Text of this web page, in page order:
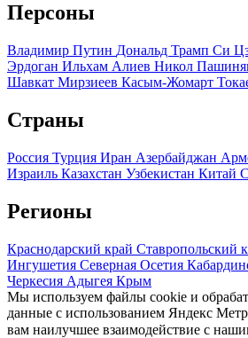
Персоны
Владимир Путин Дональд Трамп Си
Эрдоган Ильхам Алиев Никол
Шавкат Мирзиеев Касым-Жомарт
Страны
Россия Турция Иран Азербайджан
Израиль Казахстан Узбекистан Китай
Регионы
Краснодарский край Ставропольский
Ингушетия Северная Осетия
Черкесия Адыгея Крым
Мы используем файлы cookie и
данные с использованием Яндекс
вам наилучшее взаимодействие с